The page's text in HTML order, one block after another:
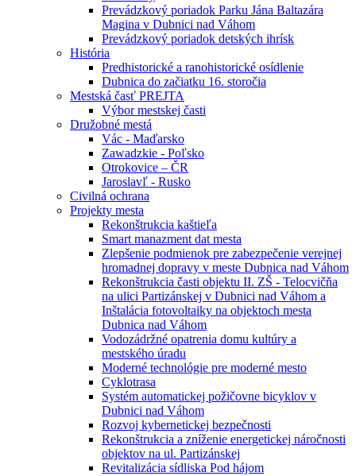
Prevádzkový poriadok Parku Jána Baltazára
Magina v Dubnici nad Váhom
Prevádzkový poriadok detských ihrísk
História
Predhistorické a ranohistorické osídlenie
Dubnica do začiatku 16. storočia
Mestská časť PREJTA
Výbor mestskej časti
Družobné mestá
Vác - Maďarsko
Zawadzkie - Poľsko
Otrokovice – ČR
Jaroslavľ - Rusko
Civilná ochrana
Projekty mesta
Rekonštrukcia kaštieľa
Smart manazment dat mesta
Zlepšenie podmienok pre zabezpečenie verejnej
hromadnej dopravy v meste Dubnica nad Váhom
Rekonštrukcia časti objektu II. ZŠ - Telocvičňa
na ulici Partizánskej v Dubnici nad Váhom a
Inštalácia fotovoltaiky na objektoch mesta
Dubnica nad Váhom
Vodozádržné opatrenia domu kultúry a
mestského úradu
Moderné technológie pre moderné mesto
Cyklotrasa
Systém automatickej požičovne bicyklov v
Dubnici nad Váhom
Rozvoj kybernetickej bezpečnosti
Rekonštrukcia a zníženie energetickej náročnosti
objektov na ul. Partizánskej
Revitalizácia sídliska Pod hájom